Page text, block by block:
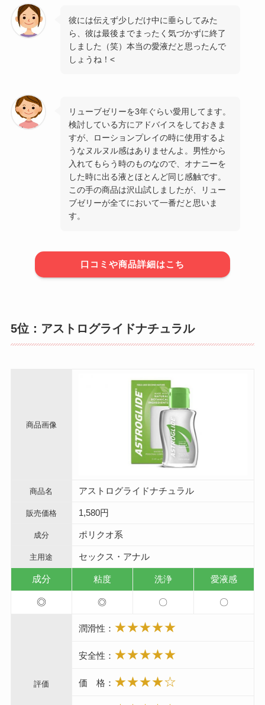
彼には伝えず少しだけ中に垂らしてみた
ら、彼は最後までまったく気づかずに終了
しました（笑）本当の愛液だと思ったんで
しょうね！<
リューブゼリーを3年ぐらい愛用してます。
検討している方にアドバイスをしておきま
すが、ローションプレイの時に使用するよ
うなヌルヌル感はありませんよ。男性から
入れてもらう時のものなので、オナニーを
した時に出る液とほとんど同じ感触です。
この手の商品は沢山試しましたが、リュー
ブゼリーが全てにおいて一番だと思いま
す。
口コミや商品詳細はこち
5位：アストログライドナチュラル
商品画像
商品名 アストログライドナチュラル
販売価格 1,580円
成分 ポリクオ系
主用途 セックス・アナル
成分 粘度 洗浄 愛液感
◎ ◎ 〇 〇
評価
潤滑性： ★★★★★
安全性： ★★★★★
価 格： ★★★★☆